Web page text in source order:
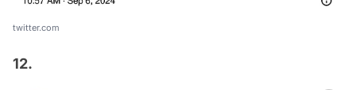
twitter.com
12.